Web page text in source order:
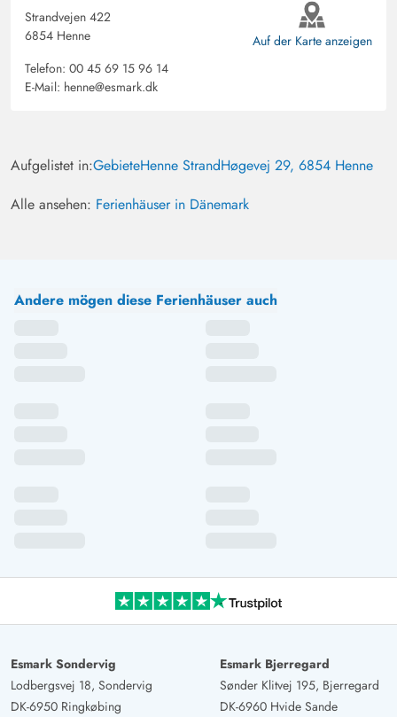
Strandvejen 422
6854 Henne
Telefon: 00 45 69 15 96 14
E-Mail: henne@esmark.dk
Auf der Karte anzeigen
Aufgelistet in:GebieteHenne StrandHøgevej 29, 6854 Henne
Alle ansehen: Ferienhäuser in Dänemark
Andere mögen diese Ferienhäuser auch
Esmark Sondervig
Lodbergsvej 18, Sondervig
DK-6950 Ringkøbing
Esmark Bjerregard
Sønder Klitvej 195, Bjerregard
DK-6960 Hvide Sande